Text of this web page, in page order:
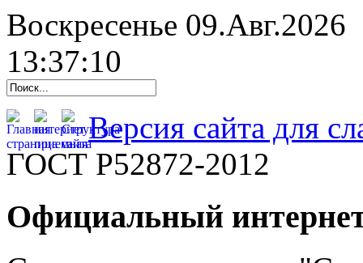
Воскресенье 09.Авг.2026
13:37:11
Версия сайта для
ГОСТ Р52872-2012
Официальный